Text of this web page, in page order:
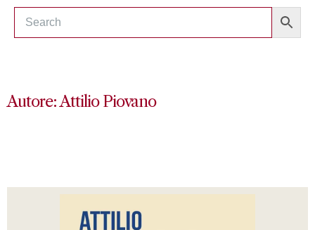
Autore: Attilio Piovano